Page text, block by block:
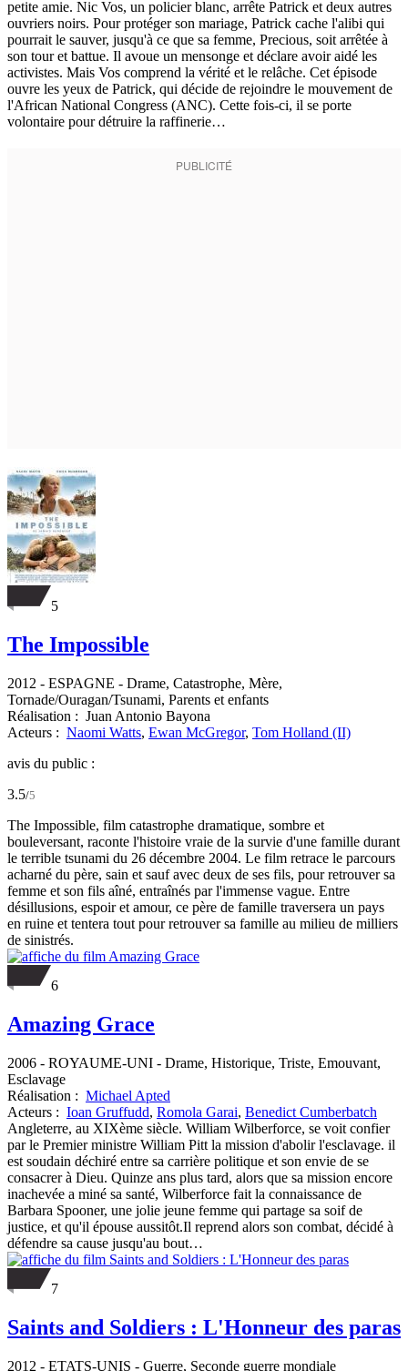
petite amie. Nic Vos, un policier blanc, arrête Patrick et deux autres
ouvriers noirs. Pour protéger son mariage, Patrick cache l'alibi qui
pourrait le sauver, jusqu'à ce que sa femme, Precious, soit arrêtée à
son tour et battue. Il avoue un mensonge et déclare avoir aidé les
activistes. Mais Vos comprend la vérité et le relâche. Cet épisode
ouvre les yeux de Patrick, qui décide de rejoindre le mouvement de
l'African National Congress (ANC). Cette fois-ci, il se porte
volontaire pour détruire la raffinerie…
5
The Impossible
2012 - ESPAGNE - Drame, Catastrophe, Mère,
Tornade/Ouragan/Tsunami, Parents et enfants
Réalisation : Juan Antonio Bayona
Acteurs : Naomi Watts, Ewan McGregor, Tom Holland (II)
avis du public :
3.5/5
The Impossible, film catastrophe dramatique, sombre et
bouleversant, raconte l'histoire vraie de la survie d'une famille durant
le terrible tsunami du 26 décembre 2004. Le film retrace le parcours
acharné du père, sain et sauf avec deux de ses fils, pour retrouver sa
femme et son fils aîné, entraînés par l'immense vague. Entre
désillusions, espoir et amour, ce père de famille traversera un pays
en ruine et tentera tout pour retrouver sa famille au milieu de milliers
de sinistrés.
6
Amazing Grace
2006 - ROYAUME-UNI - Drame, Historique, Triste, Emouvant,
Esclavage
Réalisation : Michael Apted
Acteurs : Ioan Gruffudd, Romola Garai, Benedict Cumberbatch
Angleterre, au XIXème siècle. William Wilberforce, se voit confier
par le Premier ministre William Pitt la mission d'abolir l'esclavage. il
est soudain déchiré entre sa carrière politique et son envie de se
consacrer à Dieu. Quinze ans plus tard, alors que sa mission encore
inachevée a miné sa santé, Wilberforce fait la connaissance de
Barbara Spooner, une jolie jeune femme qui partage sa soif de
justice, et qu'il épouse aussitôt.Il reprend alors son combat, décidé à
défendre sa cause jusqu'au bout…
7
Saints and Soldiers : L'Honneur des paras
2012 - ETATS-UNIS - Guerre, Seconde guerre mondiale